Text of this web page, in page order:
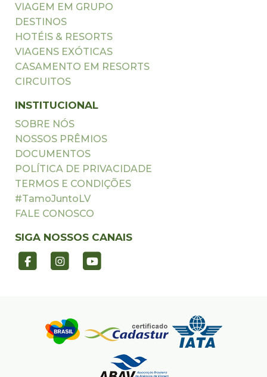
VIAGEM EM GRUPO
DESTINOS
HOTÉIS & RESORTS
VIAGENS EXÓTICAS
CASAMENTO EM RESORTS
CIRCUITOS
INSTITUCIONAL
SOBRE NÓS
NOSSOS PRÊMIOS
DOCUMENTOS
POLÍTICA DE PRIVACIDADE
TERMOS E CONDIÇÕES
#TamoJuntoLV
FALE CONOSCO
SIGA NOSSOS CANAIS